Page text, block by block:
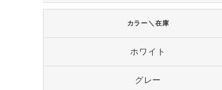
カラー＼在庫
ホワイト
グレー